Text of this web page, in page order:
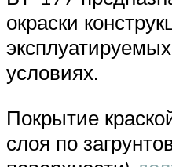
окраски
условиях.
Покрытие
слоя по